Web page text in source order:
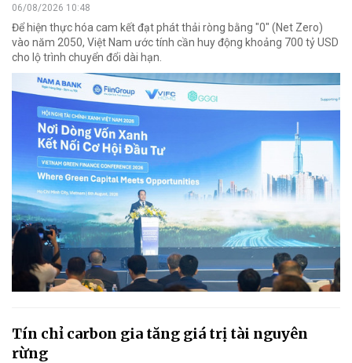
06/08/2026 10:48
Để hiện thực hóa cam kết đạt phát thải ròng bằng "0" (Net Zero)
vào năm 2050, Việt Nam ước tính cần huy động khoảng 700 tỷ USD
cho lộ trình chuyển đổi dài hạn.
Tín chỉ carbon gia tăng giá trị tài nguyên
rừng